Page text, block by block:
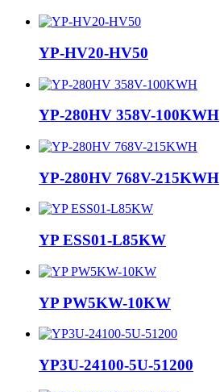
YP-HV20-HV50
YP-280HV 358V-100KWH
YP-280HV 768V-215KWH
YP ESS01-L85KW
YP PW5KW-10KW
YP3U-24100-5U-51200